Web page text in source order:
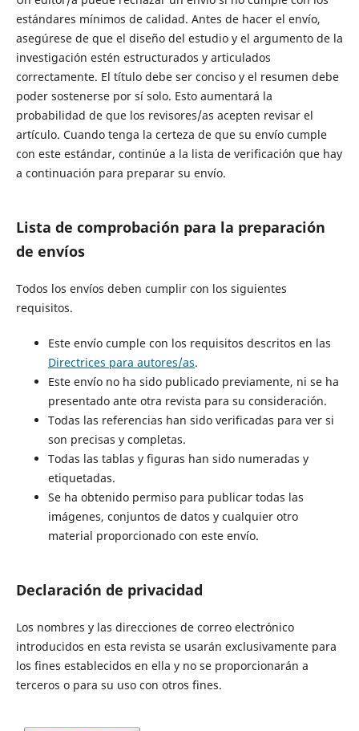
estándares mínimos de calidad. Antes de hacer el envío,
asegúrese de que el diseño del estudio y el argumento de la
investigación estén estructurados y articulados
correctamente. El título debe ser conciso y el resumen debe
poder sostenerse por sí solo. Esto aumentará la
probabilidad de que los revisores/as acepten revisar el
artículo. Cuando tenga la certeza de que su envío cumple
con este estándar, continúe a la lista de verificación que hay
a continuación para preparar su envío.
Lista de comprobación para la preparación
de envíos
Todos los envíos deben cumplir con los siguientes
requisitos.
Este envío cumple con los requisitos descritos en las
Directrices para autores/as.
Este envío no ha sido publicado previamente, ni se ha
presentado ante otra revista para su consideración.
Todas las referencias han sido verificadas para ver si
son precisas y completas.
Todas las tablas y figuras han sido numeradas y
etiquetadas.
Se ha obtenido permiso para publicar todas las
imágenes, conjuntos de datos y cualquier otro
material proporcionado con este envío.
Declaración de privacidad
Los nombres y las direcciones de correo electrónico
introducidos en esta revista se usarán exclusivamente para
los fines establecidos en ella y no se proporcionarán a
terceros o para su uso con otros fines.